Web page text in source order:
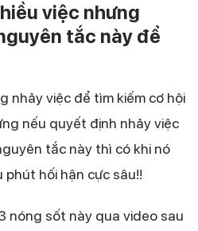
việc nhưng
tắc này để
nhảy việc để tìm kiếm cơ hội
nếu quyết định nhảy việc
tắc này thì có khi nó
phút hối hận cực sâu!!
nóng sốt này qua video sau